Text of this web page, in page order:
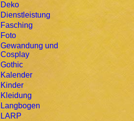
Deko
Dienstleistung
Fasching
Foto
Gewandung und
Cosplay
Gothic
Kalender
Kinder
Kleidung
Langbogen
LARP